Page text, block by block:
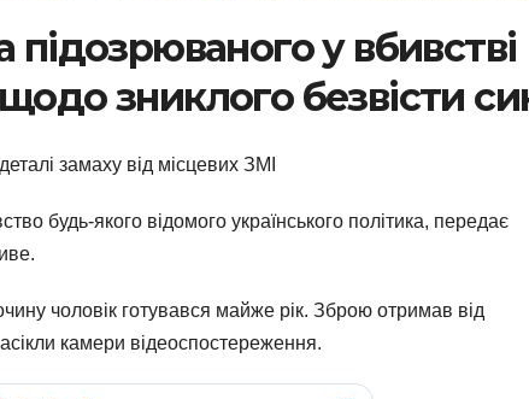
підозрюваного у вбивстві
зниклого безвісти
замаху від місцевих ЗМІ
будь-якого відомого українського політика, передає
чоловік готувався майже рік. Зброю отримав від
камери відеоспостереження.